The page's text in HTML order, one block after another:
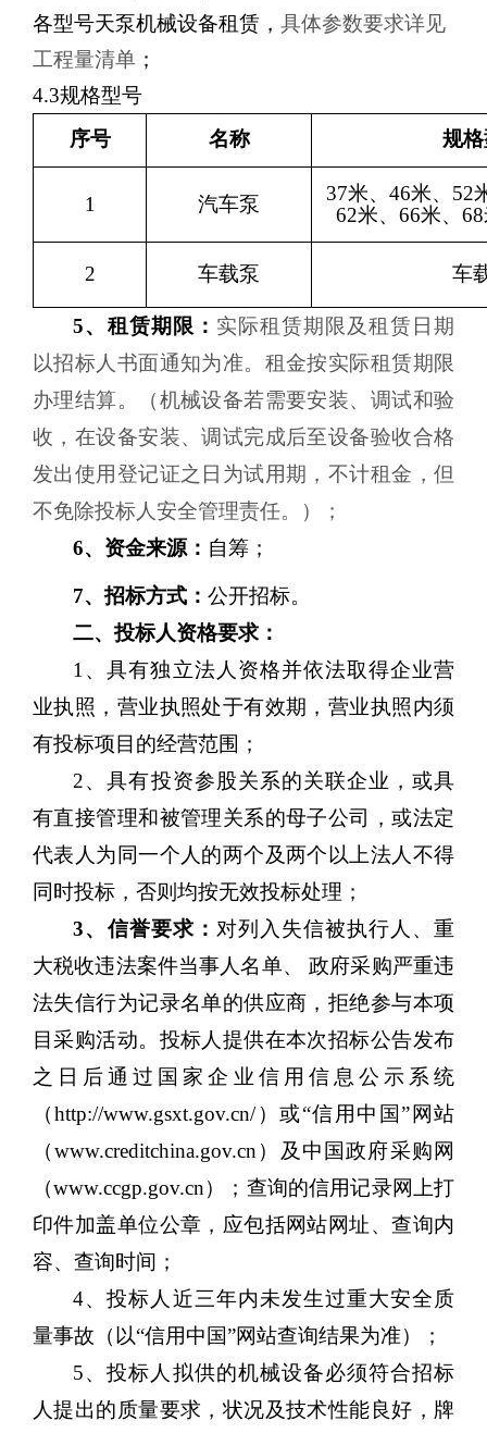
各型号天泵机械设备租赁， 具体参数要求详见
工程量清单 ；
4.3规格型号
序号
名称 规
1 汽车泵 37米、 46米、 52
62米、 66米、
2 车载泵 车
5、 租赁期限 ： 实际租赁期限及租赁日期
以招标人书面通知为准。租金按实际租赁期限
办理结算。（机械设备若需要安装、调试和验
收，在设备安装、调试完成后至设备验收合格
发出使用登记证之日为试用期，不计租金，但
不免除投标人安全管理责任。）；
6、 资金来源： 自筹；
7、招标方式：公开招标。
二、投标人资格要求：
1、具有独立法人资格并依法取得企业营
业执照，营业执照处于有效期，营业执照内须
有投标项目的经营范围 ；
2、具有投资参股关系的关联企业 ， 或具
有直接管理和被管理关系的母子公司
，或法定
代表人为同一个人的两个及两个以上法人不得
同时投标 ， 否则均按无效投标处理；
3、信誉要求： 对列入失信被执行人、重
大税收违法案件当事人名单、
政府采购严重违
法失信行为记录名单的供应商，拒绝参与本项
目采购活动。投标人提供在本次招标公告发布
之日后通过国家企业信用信息公示系统
（http://www.gsxt.gov.cn/）或“信用中国”网站
（www.creditchina.gov.cn）及中国政府采购网
（www.ccgp.gov.cn）；查询的信用记录网上打
印件加盖单位公章，应包括网站网址、查询内
容、查询时间；
4、投标人近三年内未发生过重大安全质
量事故 （以“信用中国”网站查询结果为准）
；
5、投标人拟供的机械设备必须符合招标
人提出的质量要求，状况及技术性能良好，牌